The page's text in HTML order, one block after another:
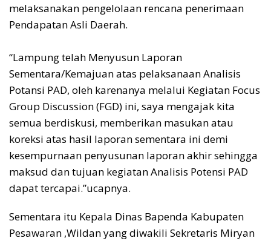
melaksanakan pengelolaan rencana penerimaan
Pendapatan Asli Daerah.
“Lampung telah Menyusun Laporan
Sementara/Kemajuan atas pelaksanaan Analisis
Potansi PAD, oleh karenanya melalui Kegiatan Focus
Group Discussion (FGD) ini, saya mengajak kita
semua berdiskusi, memberikan masukan atau
koreksi atas hasil laporan sementara ini demi
kesempurnaan penyusunan laporan akhir sehingga
maksud dan tujuan kegiatan Analisis Potensi PAD
dapat tercapai.”ucapnya.
Sementara itu Kepala Dinas Bapenda Kabupaten
Pesawaran ,Wildan yang diwakili Sekretaris Miryan